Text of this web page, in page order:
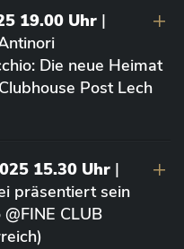
19.00 Uhr |
Die neue Heimat
Post Lech
15.30 Uhr |
präsentiert sein
CLUB